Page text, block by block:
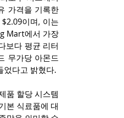
가격을 기록한
이며, 이는
Mart에서 가장
보다 평균 리터
무가당 아몬드
었다고 밝혔다.
품 할당 시스템
본 식료품에 대